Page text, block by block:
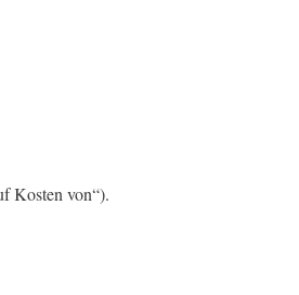
Kosten von“).